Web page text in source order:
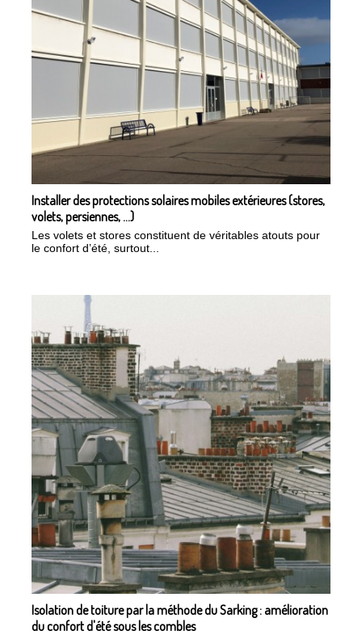
Installer des protections solaires mobiles extérieures (stores,
volets, persiennes, …)
Les volets et stores constituent de véritables atouts pour
le confort d’été, surtout...
Isolation de toiture par la méthode du Sarking : amélioration
du confort d'été sous les combles